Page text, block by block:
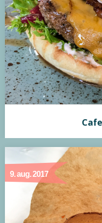
noget særligt. Bollen er
perfekt rosa og mayoen
Fyldet er lidt for
bøffen er ikke
Min
Cafe Mauritz laver en
kedelig burger.
indtrykket af burgeren
9. aug. 2017